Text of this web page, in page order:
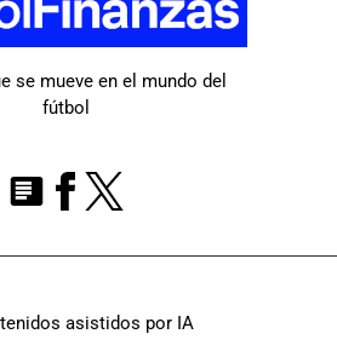
se mueve en el mundo del
fútbol
asistidos por IA